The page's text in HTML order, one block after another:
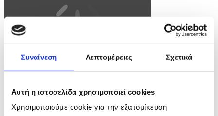
Συναίνεση Λεπτομέρειες Σχετικά
Αυτή η ιστοσελίδα χρησιμοποιεί cookies
Χρησιμοποιούμε cookie για την εξατομίκευση
shooting that took place in a school in Siverek district of Sanliurfa,